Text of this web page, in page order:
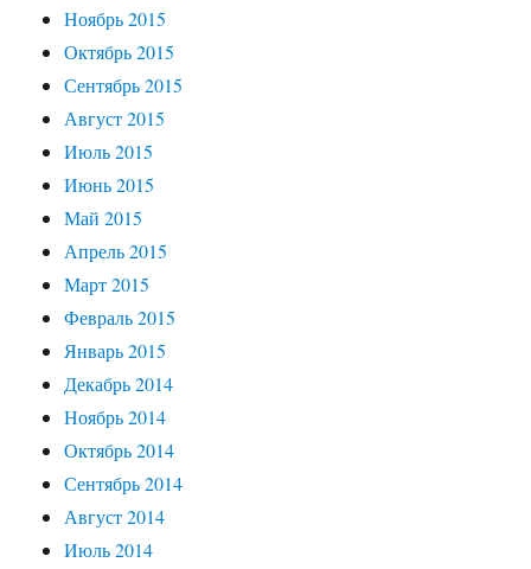
Ноябрь 2015
Октябрь 2015
Сентябрь 2015
Август 2015
Июль 2015
Июнь 2015
Май 2015
Апрель 2015
Март 2015
Февраль 2015
Январь 2015
Декабрь 2014
Ноябрь 2014
Октябрь 2014
Сентябрь 2014
Август 2014
Июль 2014